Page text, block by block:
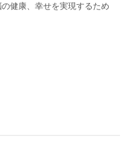
健康、幸せを実現するため